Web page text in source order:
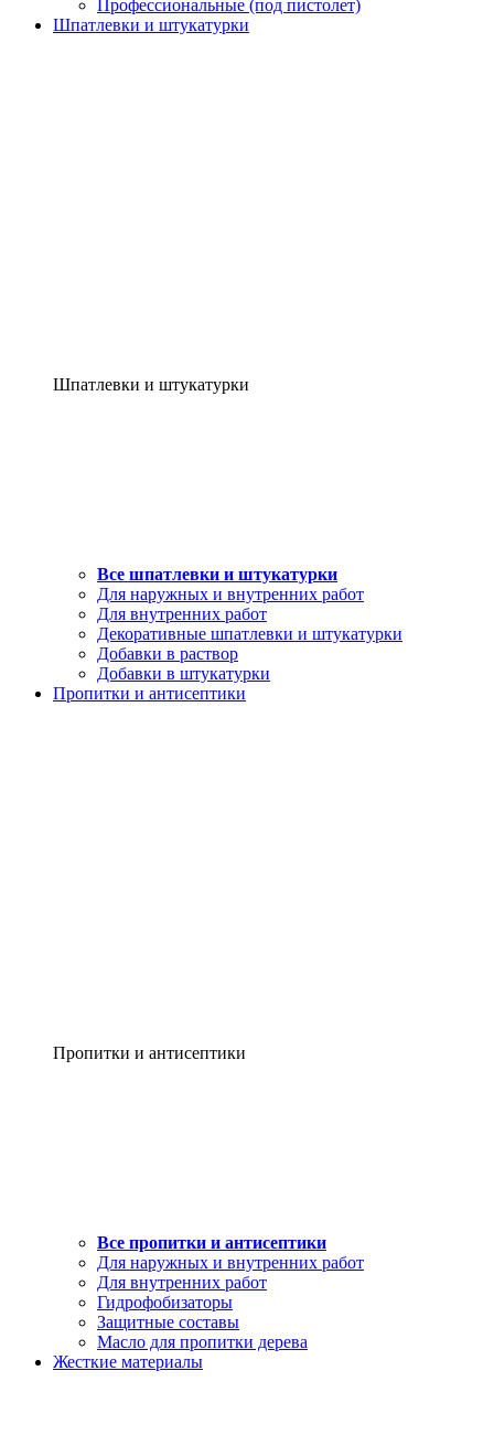
Профессиональные (под пистолет)
Шпатлевки и штукатурки
Шпатлевки и штукатурки
Все шпатлевки и штукатурки
Для наружных и внутренних работ
Для внутренних работ
Декоративные шпатлевки и штукатурки
Добавки в раствор
Добавки в штукатурки
Пропитки и антисептики
Пропитки и антисептики
Все пропитки и антисептики
Для наружных и внутренних работ
Для внутренних работ
Гидрофобизаторы
Защитные составы
Масло для пропитки дерева
Жесткие материалы